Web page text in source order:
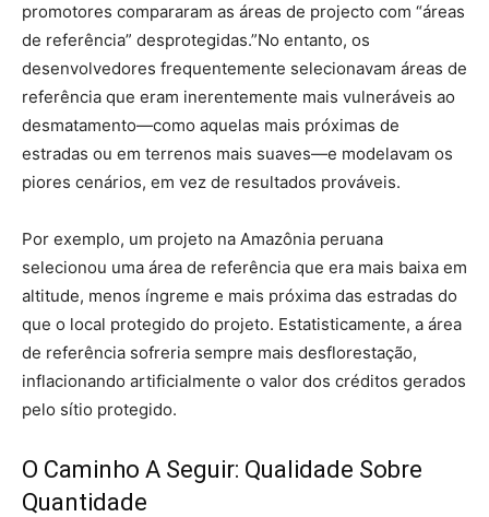
promotores compararam as áreas de projecto com “áreas
de referência” desprotegidas.”No entanto, os
desenvolvedores frequentemente selecionavam áreas de
referência que eram inerentemente mais vulneráveis ao
desmatamento—como aquelas mais próximas de
estradas ou em terrenos mais suaves—e modelavam os
piores cenários, em vez de resultados prováveis.
Por exemplo, um projeto na Amazônia peruana
selecionou uma área de referência que era mais baixa em
altitude, menos íngreme e mais próxima das estradas do
que o local protegido do projeto. Estatisticamente, a área
de referência sofreria sempre mais desflorestação,
inflacionando artificialmente o valor dos créditos gerados
pelo sítio protegido.
O Caminho A Seguir: Qualidade Sobre
Quantidade